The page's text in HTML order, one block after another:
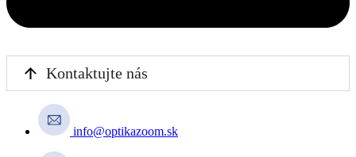
Kontaktujte nás
info@optikazoom.sk